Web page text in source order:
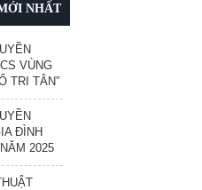
NHẤT
VÙNG
TRI TÂN”
ĐÌNH
2025